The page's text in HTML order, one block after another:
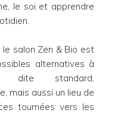
le soi et apprendre
le salon Zen & Bio est
alternatives à
dite standard,
mais aussi un lieu de
tournées vers les